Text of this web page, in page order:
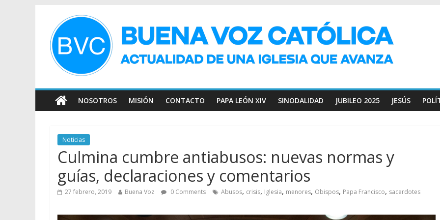
NOSOTROS MISIÓN CONTACTO PAPA LEÓN XIV SINODALIDAD JUBILEO 2025 JESÚS
Noticias
Culmina cumbre antiabusos: nuevas normas y
guías, declaraciones y comentarios
27 febrero, 2019 Buena Voz 0 Comments Abusos, crisis, Iglesia, menores, Obispos, Papa Francisco, sacerdotes